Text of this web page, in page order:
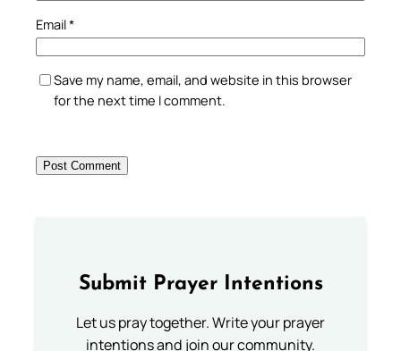
Email*
Save my name, email, and website in this browser
for the next time I comment.
Submit Prayer Intentions
Let us pray together. Write your prayer
intentions and join our community.